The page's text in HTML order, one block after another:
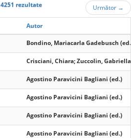
4251 rezultate Următor →
Autor
Bondino, Mariacarla Gadebusch
Crisciani, Chiara; Zuccolin,
Agostino Paravicini Bagliani (ed.)
Agostino Paravicini Bagliani (ed.)
Agostino Paravicini Bagliani (ed.)
Agostino Paravicini Bagliani (ed.)